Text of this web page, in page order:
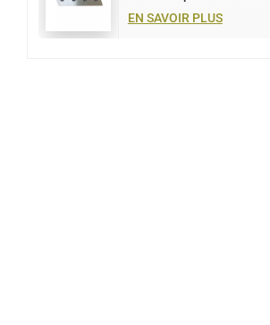
efficace du métal
EN SAVOIR PLUS